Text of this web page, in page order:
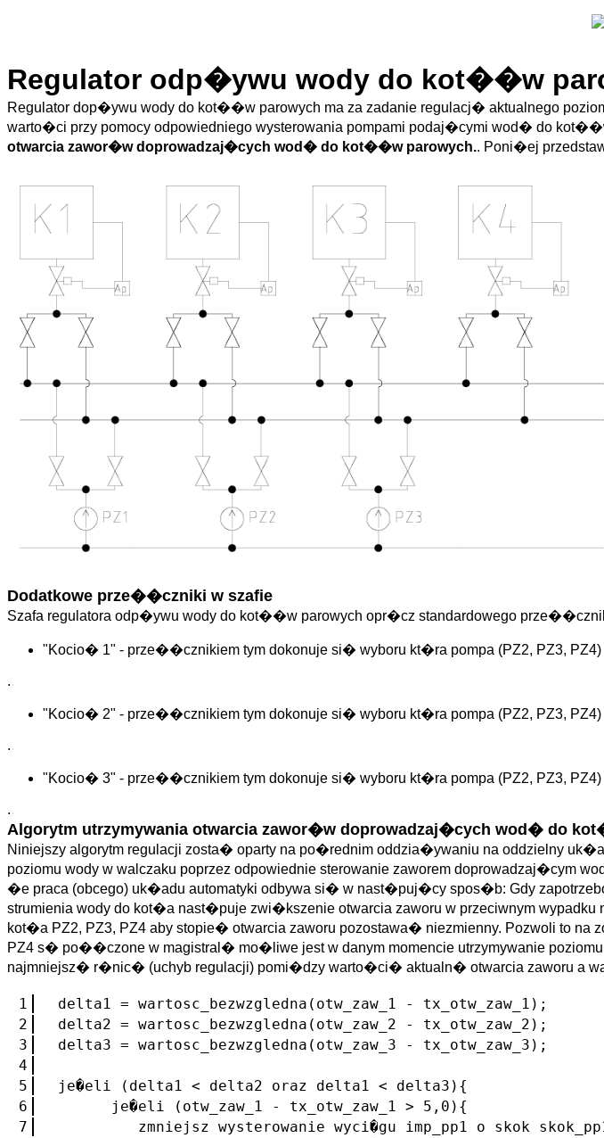
Regulator odp�ywu wody do kot��w
Regulator dop�ywu wody do kot��w parowych ma za zadanie regulacj� aktualnego
warto�ci przy pomocy odpowiedniego wysterowania pompami podaj�cymi wod� do
otwarcia zawor�w doprowadzaj�cych wod� do kot��w parowych.. Poni�ej
Dodatkowe prze��czniki w szafie
Szafa regulatora odp�ywu wody do kot��w parowych opr�cz standardowego
"Kocio� 1" - prze��cznikiem tym dokonuje si� wyboru kt�ra pompa (PZ2, PZ3,
.
"Kocio� 2" - prze��cznikiem tym dokonuje si� wyboru kt�ra pompa (PZ2, PZ3,
.
"Kocio� 3" - prze��cznikiem tym dokonuje si� wyboru kt�ra pompa (PZ2, PZ3,
.
Algorytm utrzymywania otwarcia zawor�w doprowadzaj�cych wod� do
Niniejszy algorytm regulacji zosta� oparty na po�rednim oddzia�ywaniu na oddzielny
poziomu wody w walczaku poprzez odpowiednie sterowanie zaworem
�e praca (obcego) uk�adu automatyki odbywa si� w nast�puj�cy spos�b: Gdy
strumienia wody do kot�a nast�puje zwi�kszenie otwarcia zaworu w przeciwnym
kot�a PZ2, PZ3, PZ4 aby stopie� otwarcia zaworu pozostawa� niezmienny. Pozwoli to na
PZ4 s� po��czone w magistral� mo�liwe jest w danym momencie utrzymywanie
najmniejsz� r�nic� (uchyb regulacji) pomi�dzy warto�ci� aktualn� otwarcia zaworu a
1
delta1 = wartosc_bezwzgledna(otw_zaw_1 - tx_otw_zaw_1);
2
delta2 = wartosc_bezwzgledna(otw_zaw_2 - tx_otw_zaw_2);
3
delta3 = wartosc_bezwzgledna(otw_zaw_3 - tx_otw_zaw_3);
4
5
je�eli (delta1 < delta2 oraz delta1 < delta3){
6
je�eli (otw_zaw_1 - tx_otw_zaw_1 > 5,0){
7
zmniejsz wysterowanie wyci�gu imp_pp1 o skok